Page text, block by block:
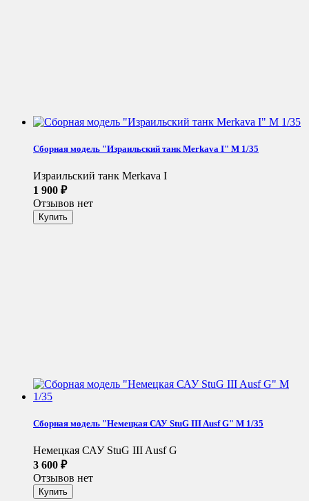
Сборная модель "Израильский танк Merkava I" М 1/35
Израильский танк Merkava I
1 900 ₽
Отзывов нет
Сборная модель "Немецкая САУ StuG III Ausf G" М 1/35
Немецкая САУ StuG III Ausf G
3 600 ₽
Отзывов нет